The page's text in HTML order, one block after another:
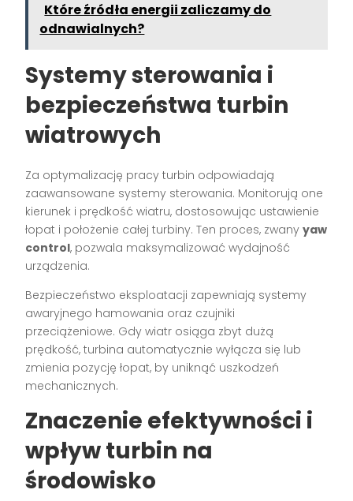
Które źródła energii zaliczamy do
odnawialnych?
Systemy sterowania i
bezpieczeństwa turbin
wiatrowych
Za optymalizację pracy turbin odpowiadają
zaawansowane systemy sterowania. Monitorują one
kierunek i prędkość wiatru, dostosowując ustawienie
łopat i położenie całej turbiny. Ten proces, zwanyyaw
control, pozwala maksymalizować wydajność
urządzenia.
Bezpieczeństwo eksploatacji zapewniają systemy
awaryjnego hamowania oraz czujniki
przeciążeniowe. Gdy wiatr osiąga zbyt dużą
prędkość, turbina automatycznie wyłącza się lub
zmienia pozycję łopat, by uniknąć uszkodzeń
mechanicznych.
Znaczenie efektywności i
wpływ turbin na
środowisko